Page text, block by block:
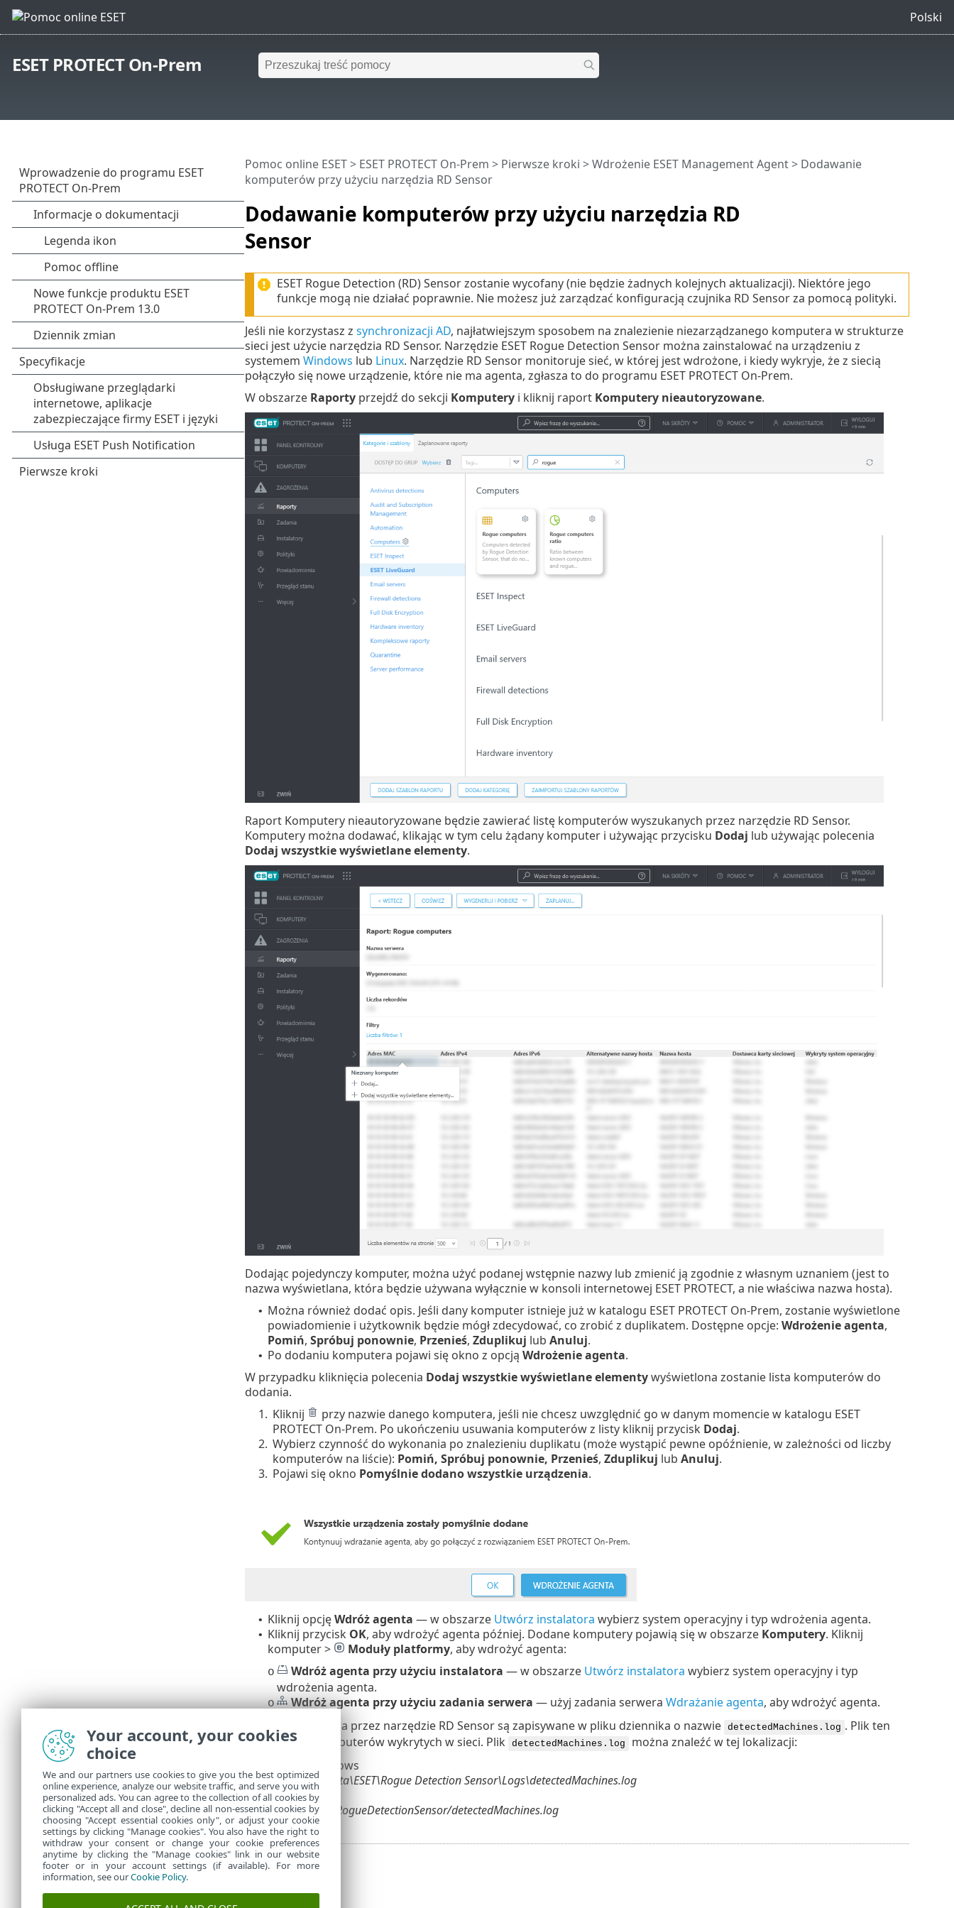
Polski
ESET PROTECT On-Prem
Dodawanie komputerów przy użyciu narzędzia RD
Sensor
Pomoc online ESET> ESET PROTECT On-Prem > Pierwsze kroki >Wdrożenie ESET Management Agent> Dodawanie
komputerów przy użyciu narzędzia RD Sensor
ESET Rogue Detection (RD) Sensor zostanie wycofany (nie będzie żadnych kolejnych aktualizacji). Niektóre jego
funkcje mogą nie działać poprawnie. Nie możesz już zarządzać konfiguracją czujnika RD Sensor za pomocą polityki.
Jeśli nie korzystasz z synchronizacji AD, najłatwiejszym sposobem na znalezienie niezarządzanego komputera w strukturze
sieci jest użycie narzędzia RD Sensor. Narzędzie ESET Rogue Detection Sensor można zainstalować na urządzeniu z
systemem Windows lub Linux. Narzędzie RD Sensor monitoruje sieć, w której jest wdrożone, i kiedy wykryje, że z siecią
połączyło się nowe urządzenie, które nie ma agenta, zgłasza to do programu ESET PROTECT On-Prem.
W obszarze Raportyprzejdź do sekcji Komputeryi kliknij raport Komputery nieautoryzowane.
Raport Komputery nieautoryzowane będzie zawierać listę komputerów wyszukanych przez narzędzie RD Sensor.
Komputery można dodawać, klikając w tym celu żądany komputer i używając przycisku Dodaj lub używając polecenia
Dodaj wszystkie wyświetlane elementy.
Dodając pojedynczy komputer, można użyć podanej wstępnie nazwy lub zmienić ją zgodnie z własnym uznaniem (jest to
nazwa wyświetlana, która będzie używana wyłącznie w konsoli internetowej ESET PROTECT, a nie właściwa nazwa hosta).
• Można również dodać opis. Jeśli dany komputer istnieje już w katalogu ESET PROTECT On-Prem, zostanie wyświetlone
powiadomienie i użytkownik będzie mógł zdecydować, co zrobić z duplikatem. Dostępne opcje: Wdrożenie agenta,
Pomiń, Spróbuj ponownie, Przenieś, Zduplikuj lub Anuluj.
• Po dodaniu komputera pojawi się okno z opcją Wdrożenie agenta.
W przypadku kliknięcia polecenia Dodaj wszystkie wyświetlane elementywyświetlona zostanie lista komputerów do
dodania.
1. Kliknij
przy nazwie danego komputera, jeśli nie chcesz uwzględnić go w danym momencie w katalogu ESET
PROTECT On-Prem. Po ukończeniu usuwania komputerów z listy kliknij przycisk Dodaj.
2. Wybierz czynność do wykonania po znalezieniu duplikatu (może wystąpić pewne opóźnienie, w zależności od liczby
komputerów na liście): Pomiń, Spróbuj ponownie, Przenieś, Zduplikuj lub Anuluj.
3. Pojawi się okno Pomyślnie dodano wszystkie urządzenia.
• Kliknij opcjęWdróż agenta — w obszarze Utwórz instalatora wybierz system operacyjny i typ wdrożenia agenta.
• Kliknij przycisk OK, aby wdrożyć agenta później. Dodane komputery pojawią się w obszarze Komputery. Kliknij
komputer >
Moduły platformy, aby wdrożyć agenta:
o Wdróż agenta przy użyciu instalatora — w obszarze Utwórz instalatora wybierz system operacyjny i typ
wdrożenia agenta.
o Wdróż agenta przy użyciu zadania serwera — użyj zadania serwera Wdrażanie agenta, aby wdrożyć agenta.
Wyniki skanowania przez narzędzie RD Sensor są zapisywane w pliku dziennika o nazwie detectedMachines.log . Plik ten
zawiera listę komputerów wykrytych w sieci. Plik
detectedMachines.log można znaleźć w tej lokalizacji:
System Windows
C:\ProgramData\ESET\Rogue Detection Sensor\Logs\detectedMachines.log
• Linux
/var/log/eset/RogueDetectionSensor/detectedMachines.log
Your account, your cookies
choice
We and our partners use cookies to give you the best optimized
online experience, analyze our website traffic, and serve you with
personalized ads. You can agree to the collection of all cookies by
clicking "Accept all and close", decline all non-essential cookies by
choosing "Accept essential cookies only", or adjust your cookie
settings by clicking "Manage cookies". You also have the right to
withdraw your consent or change your cookie preferences
anytime by clicking the "Manage cookies" link in our website
footer or in your account settings (if available). For more
information, see ourCookie Policy.